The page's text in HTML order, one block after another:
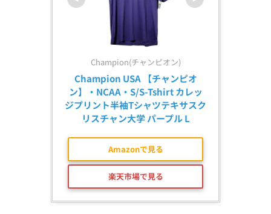
Champion(チャンピオン)
Champion USA 【チャンピオ
ン】・NCAA・S/S-Tshirt カレッ
ジプリント半袖Tシャツテキサスク
リスチャン大学 パープル L
Amazonで見る
楽天市場で見る